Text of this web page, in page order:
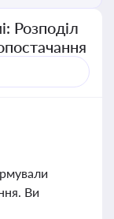
Розподіл
Ви